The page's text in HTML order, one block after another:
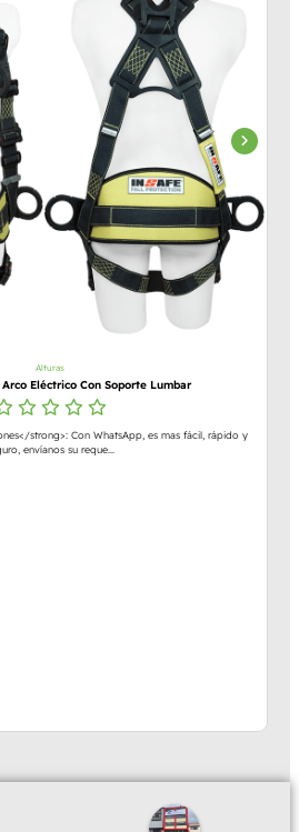
Alturas
Eléctrico Con Soporte Lumbar
strong>: Con WhatsApp, es mas fácil, rápido y
envíanos su reque...